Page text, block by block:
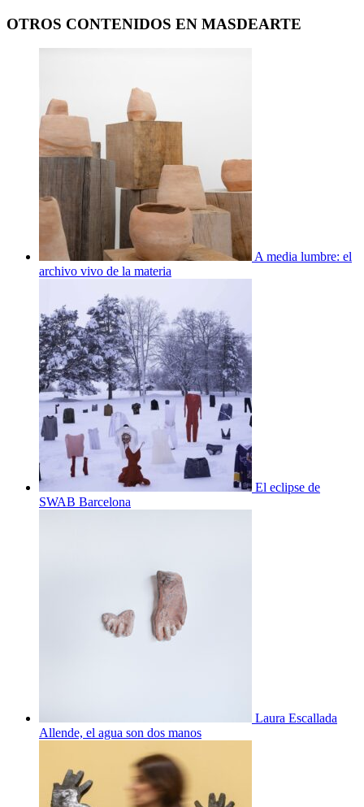
OTROS CONTENIDOS EN MASDEARTE
A media lumbre: el
archivo vivo de la materia
El eclipse de
SWAB Barcelona
Laura Escallada
Allende, el agua son dos manos